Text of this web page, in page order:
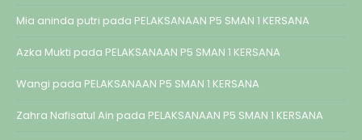
Mia aninda putri pada PELAKSANAAN P5 SMAN 1 KERSANA
Azka Mukti pada PELAKSANAAN P5 SMAN 1 KERSANA
Wangi pada PELAKSANAAN P5 SMAN 1 KERSANA
Zahra Nafisatul Ain pada PELAKSANAAN P5 SMAN 1 KERSANA